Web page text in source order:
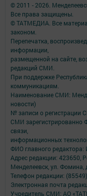
© 2011 - 2026.
Все права защищены.
© ТАТМЕДИА. Все
законом.
Перепечатка,
информации,
размещенной на сайте,
редакций СМИ.
При поддержке
коммуникациям.
Наименование СМИ:
новости)
№ записи о регистрации
СМИ зарегистрированно
связи,
информационных
ФИО главного
Адрес редакции: 423650,
Менделеевск, ул. Фомина,
Телефон редакции:
Электронная почта
Учредитель СМИ: АО